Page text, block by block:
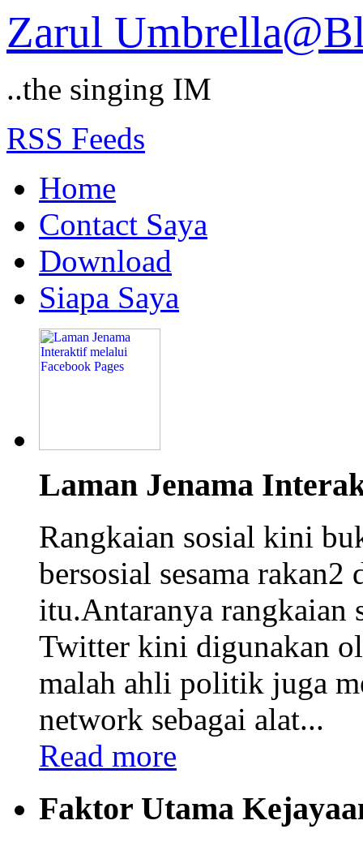
Zarul
..the singing IM
RSS Feeds
Home
Contact Saya
Download
Siapa Saya
Laman Jenama
Rangkaian sosial kini
bersosial sesama
itu.Antaranya rangkaian
Twitter kini digunakan
malah ahli politik juga
network sebagai alat...
Read more
Faktor Utama